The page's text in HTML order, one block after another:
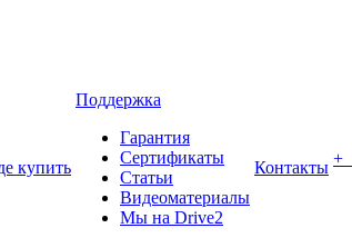
купить
Поддержка
Гарантия
Сертификаты
Статьи
Видеоматериалы
Мы на Drive2
Контакты +